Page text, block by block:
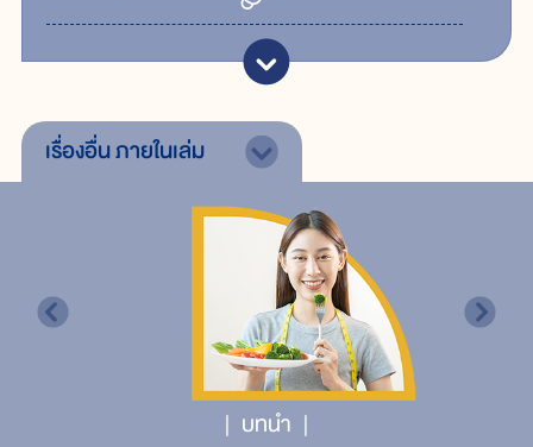
เรื่องอื่นภายในเล่ม
บทนำ